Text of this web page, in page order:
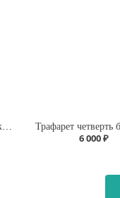
Трафарет ковер в марокканском стиле А145/1904
6 000 ₽